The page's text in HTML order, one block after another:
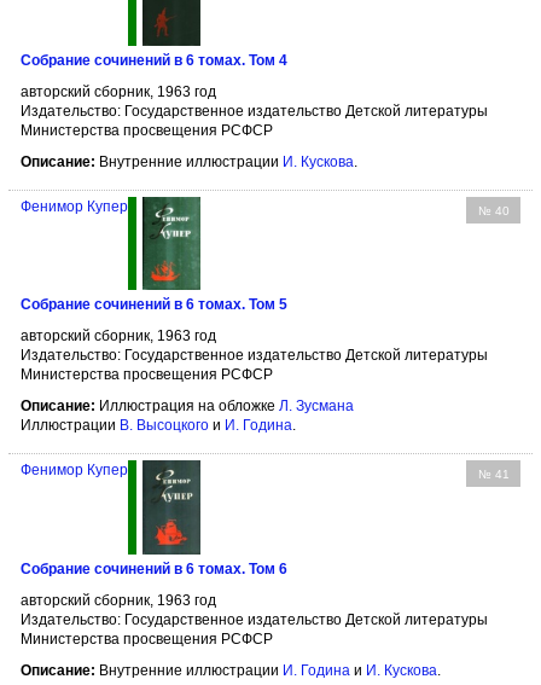
Собрание сочинений в 6 томах. Том 4
авторский сборник, 1963 год
Издательство: Государственное издательство Детской литературы
Министерства просвещения РСФСР
Описание: Внутренние иллюстрации И. Кускова
№ 40
Фенимор Купер
Собрание сочинений в 6 томах. Том 5
авторский сборник, 1963 год
Издательство: Государственное издательство Детской литературы
Министерства просвещения РСФСР
Описание: Иллюстрация на обложке Л. Зусмана
Иллюстрации В. Высоцкого и И. Година.
№ 41
Фенимор Купер
Собрание сочинений в 6 томах. Том 6
авторский сборник, 1963 год
Издательство: Государственное издательство Детской литературы
Министерства просвещения РСФСР
Описание: Внутренние иллюстрации И. Година и И. Кускова